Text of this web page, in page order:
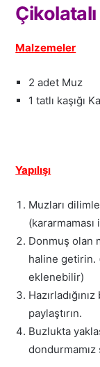
Malzemeler
2 adet Muz
1 tatlı kaşığı
Yapılışı
Muzları
Donmuş olan
haline getirin.
eklenebilir)
paylaştırın.
Buzlukta